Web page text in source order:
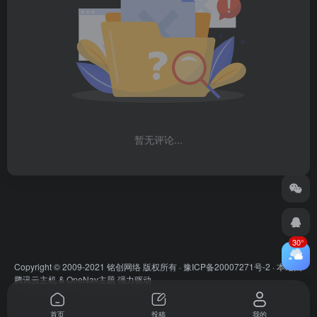
暂无评论...
Copyright © 2009-2021 铭创网络 版权所有 ·豫ICP备20007271号-2 · 本站由
腾讯云主机 & OneNav主题 强力驱动
30°
首页 投稿 我的